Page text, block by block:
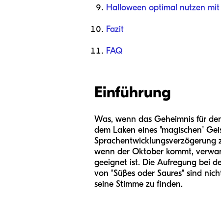
Halloween optimal nutzen mit
Fazit
FAQ
Einführung
Was, wenn das Geheimnis für
dem Laken eines "magischen"
wenn der Oktober kommt,
geeignet ist. Die Aufregung bei
von "Süßes oder Saures" sind
seine Stimme zu finden.